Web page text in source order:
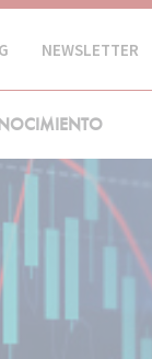
NEWSLETTER